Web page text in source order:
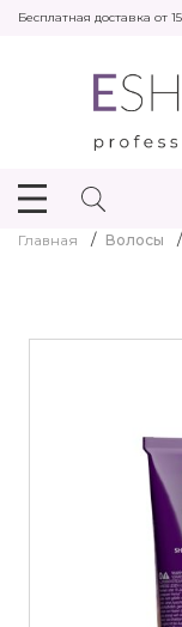
Бесплатная доставка от
Главная Волосы